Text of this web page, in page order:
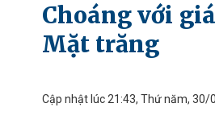
Choáng với
Mặt trăng
Cập nhật lúc 21:43, Thứ năm, 30/